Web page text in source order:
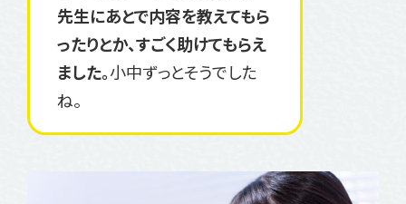
先生にあとで内容を教えてもら
ったりとか、すごく助けてもらえ
ました。小中ずっとそうでした
ね。